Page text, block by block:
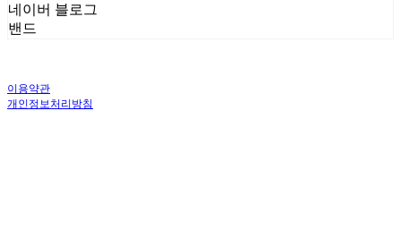
네이버 블로그
밴드
이용약관
개인정보처리방침